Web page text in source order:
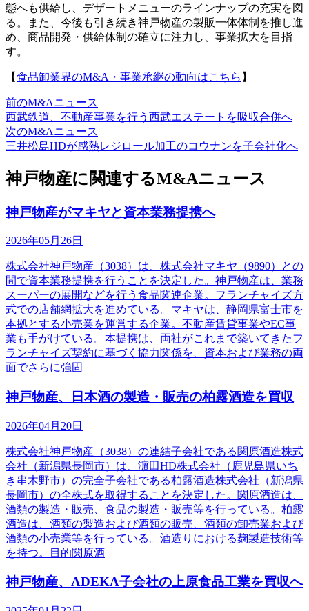
態へも供給し、デザートメニューのラインナップの充実を図
る。また、今後も引き続き神戸物産の製販一体体制を推し進
め、商品開発・供給体制の確立に注力し、事業拡大を目指
す。
【食品卸業界のM&A・事業承継の動向はこちら 】
前のM&Aニュース
西武鉄道、不動産事業を行う西武エステートを吸収合併へ
次のM&Aニュース
三井松島HDが感熱レジロール加工のコウナンを子会社化へ
神戸物産に関連するM&Aニュース
神戸物産がマキヤと資本業務提携へ
2026年05月26日
株式会社神戸物産（3038）は、株式会社マキヤ（9890）との
間で資本業務提携を行うことを決定した。神戸物産は、業務
スーパーの展開などを行う食品関連企業。フランチャイズ方
式での店舗網拡大を進めている。マキヤは、静岡県富士市を
本拠とする小売業を運営する企業。不動産賃貸事業やEC事
業も手がけている。本提携は、両社がこれまで築いてきたフ
ランチャイズ契約に基づく協力関係を、資本および業務の両
面でさらに強固
神戸物産、日本酒の製造・販売の柏露酒造を買収
2026年04月20日
株式会社神戸物産（3038）の連結子会社である関原酒造株式
会社（新潟県長岡市）は、濵田HD株式会社（鹿児島県いち
き串木野市）の完全子会社である柏露酒造株式会社（新潟県
長岡市）の全株式を取得することを決定した。関原酒造は、
酒類の製造・販売、食品の製造・販売等を行っている。柏露
酒造は、酒類の製造および酒類の販売、酒類の卸売業および
酒類の小売業等を行っている。酒造りにおける麹製造技術等
を持つ。目的関原酒
神戸物産、ADEKA子会社の上原食品工業を買収へ